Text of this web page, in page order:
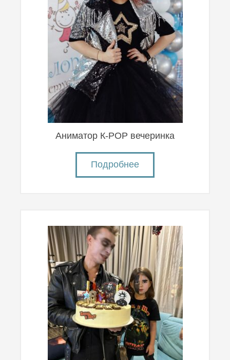
Аниматор К-POP вечеринка
Подробнее